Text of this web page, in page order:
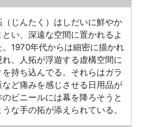
（じんたく）はしだいに鮮やか
い、深遠な空間に置かれるよ
。1970年代からは細密に描かれ
れ、人拓が浮遊する虚構空間に
を持ち込んでる。それらはガラ
など痛みを感じさせる日用品が
ビニールには幕を降ろそうと
な手の拓が添えられている。